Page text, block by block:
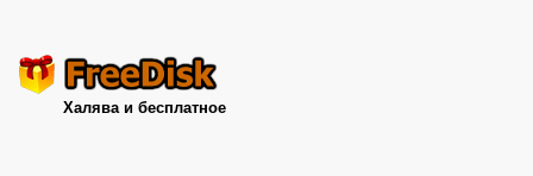
Халява и бесплатное